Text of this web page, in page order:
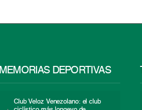
MEMORIAS DEPORTIVAS
Club Veloz Venezolano: el club